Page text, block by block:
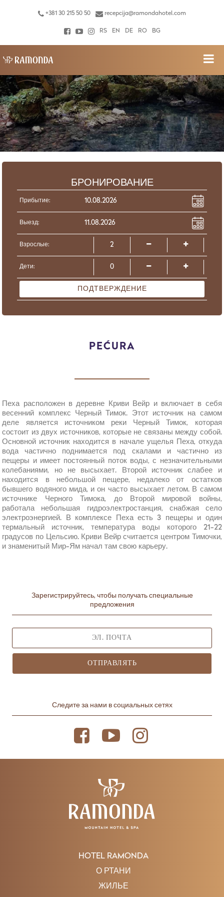
+381 30 215 50 50 recepcija@ramondahotel.com
RS EN DE RO BG
БРОНИРОВАНИЕ
Прибытие:
Выезд:
Взрослые:
Дети:
ПОДТВЕРЖДЕНИЕ
PEĆURA
Пеха расположен в деревне Криви Вейр и включает в себя
весенний комплекс Черный Тимок. Этот источник на самом
деле является источником реки Черный Тимок, которая
состоит из двух источников, которые не связаны между собой.
Основной источник находится в начале ущелья Пеха, откуда
вода частично поднимается под скалами и частично из
пещеры и имеет постоянный поток воды, с незначительными
колебаниями, но не высыхает. Второй источник слабее и
находится в небольшой пещере, недалеко от остатков
бывшего водяного мида, и он часто высыхает летом. В самом
источнике Черного Тимока, до Второй мировой войны,
работала небольшая гидроэлектростанция, снабжая село
электроэнергией. В комплексе Пеха есть 3 пещеры и один
термальный источник, температура воды которого 21-22
градусов по Цельсию. Криви Вейр считается центром Тимочки,
и знаменитый Мир-Ям начал там свою карьеру.
Зарегистрируйтесь, чтобы получать специальные
предложения
ОТПРАВЛЯТЬ
Следите за нами в социальных сетях
HOTEL RAMONDA
О РТАНИ
ЖИЛЬЕ